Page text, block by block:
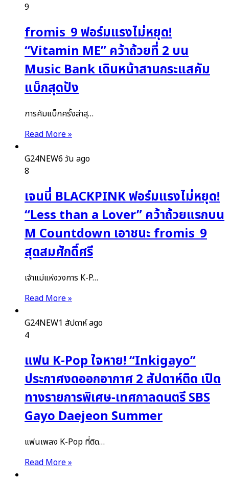
9
fromis_9 ฟอร์มแรงไม่หยุด!
“Vitamin ME” คว้าถ้วยที่ 2 บน
Music Bank เดินหน้าสานกระแสคัม
แบ็กสุดปัง
การคัมแบ็กครั้งล่าสุ…
Read More »
G24NEW6 วัน ago
8
เจนนี่ BLACKPINK ฟอร์มแรงไม่หยุด!
“Less than a Lover” คว้าถ้วยแรกบน
M Countdown เอาชนะ fromis_9
สุดสมศักดิ์ศรี
เจ้าแม่แห่งวงการ K-P…
Read More »
G24NEW1 สัปดาห์ ago
4
แฟน K-Pop ใจหาย! “Inkigayo”
ประกาศงดออกอากาศ 2 สัปดาห์ติด เปิด
ทางรายการพิเศษ-เทศกาลดนตรี SBS
Gayo Daejeon Summer
แฟนเพลง K-Pop ที่ติด…
Read More »